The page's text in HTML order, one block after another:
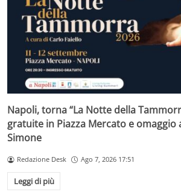
Napoli, torna “La Notte della
gratuite in Piazza Mercato e omaggio
Simone
Redazione Desk Ago 7, 2026 17:51
Leggi di più